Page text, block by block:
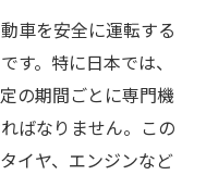
車を安全に運転する
す。特に日本では、
の期間ごとに専門機
ばなりません。この
イヤ、エンジンなど